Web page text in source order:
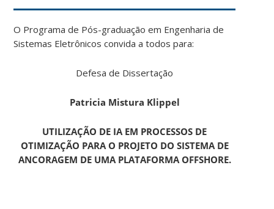
O Programa de Pós-graduação em Engenharia de
Sistemas Eletrônicos convida a todos para:
Defesa de Dissertação
Patricia Mistura Klippel
UTILIZAÇÃO DE IA EM PROCESSOS DE
OTIMIZAÇÃO PARA O PROJETO DO SISTEMA DE
ANCORAGEM DE UMA PLATAFORMA OFFSHORE.